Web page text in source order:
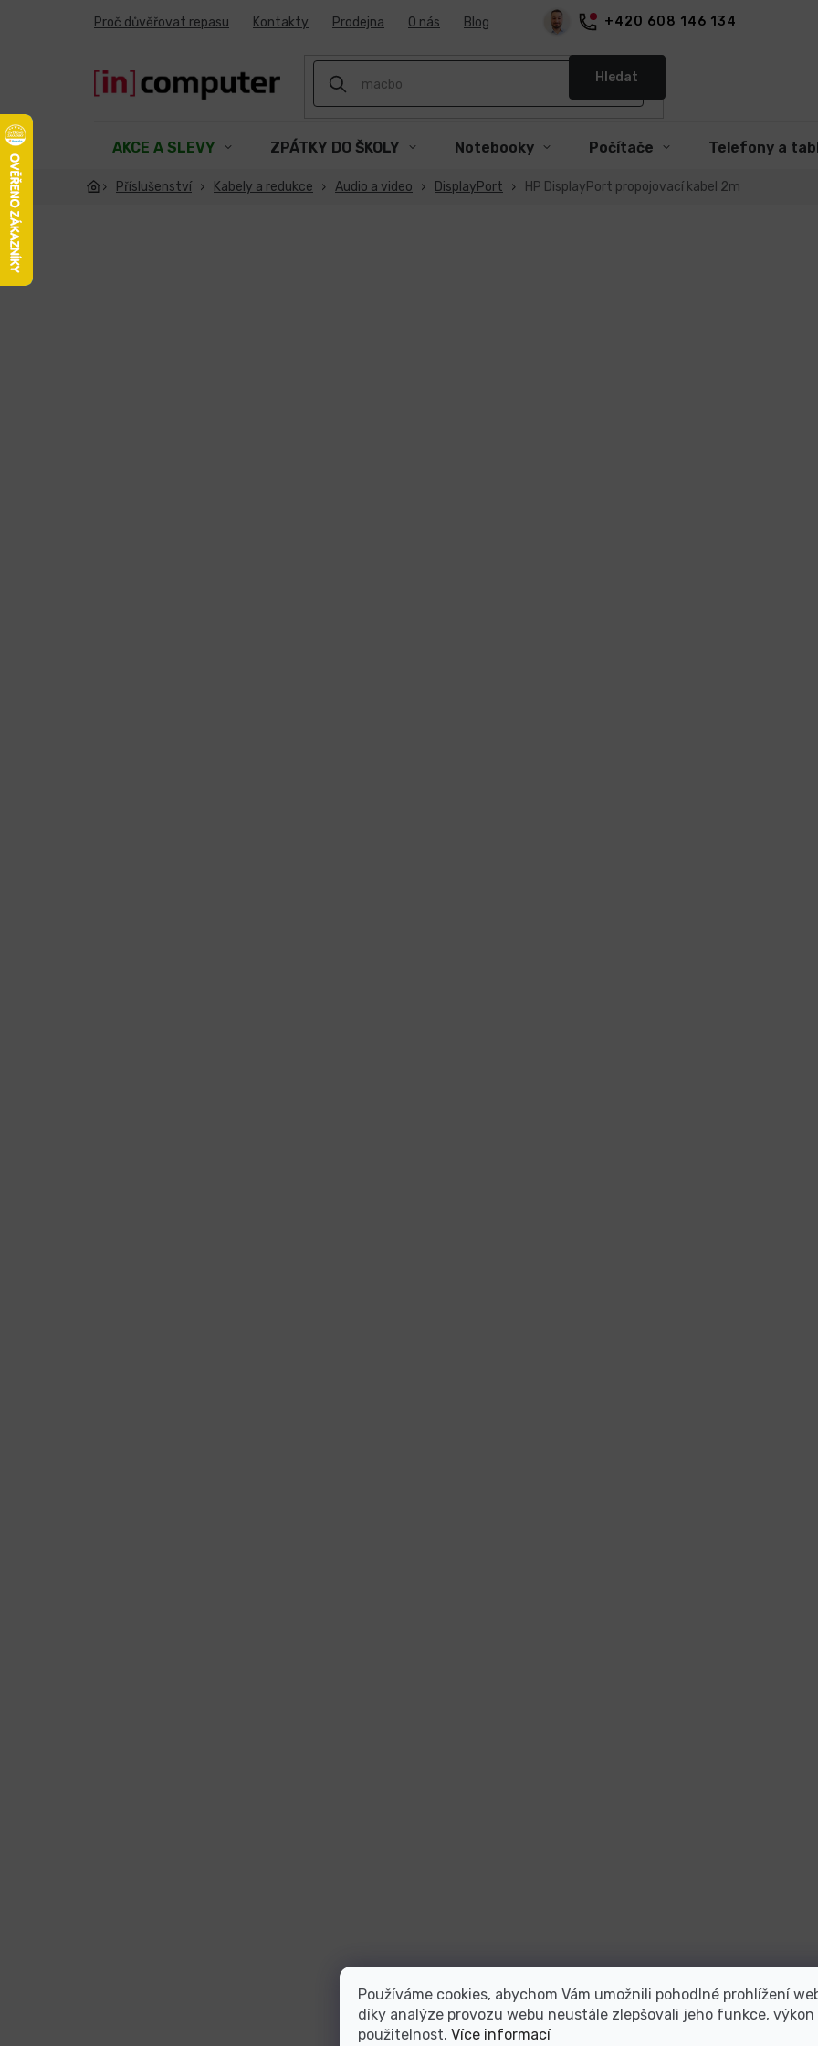
Používáme cookies, abychom Vám umožnili pohodlné prohlížení
díky analýze provozu webu neustále zlepšovali jeho funkce, výkon
použitelnost. Více informací
+420 608 146 134
Proč důvěřovat repasu Kontakty Prodejna O nás Blog
Hledat
AKCE A SLEVY ZPÁTKY DO ŠKOLY Notebooky Počítače Telefony a
Příslušenství Kabely a redukce Audio a video DisplayPort HP DisplayPort propojovací kabel 2m